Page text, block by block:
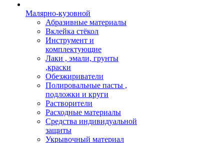
Малярно-кузовной
Абразивные материалы
Вклейка стёкол
Инструмент и
комплектующие
Лаки , эмали, грунты
,краски
Обезжириватели
Полировальные пасты ,
подложки и круги
Растворители
Расходные материалы
Средства индивидуальной
защиты
Укрывочный материал